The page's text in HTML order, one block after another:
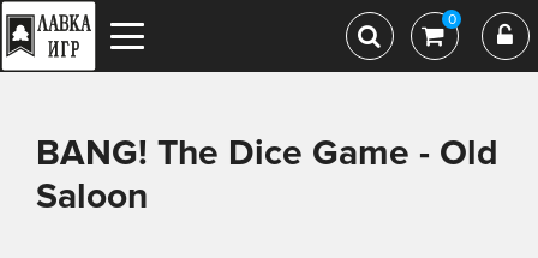
0
BANG! The Dice Game - Old
Saloon